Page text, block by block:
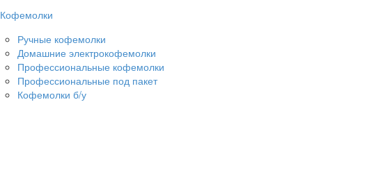
Кофемолки
Ручные кофемолки
Домашние электрокофемолки
Профессиональные кофемолки
Профессиональные под пакет
Кофемолки б/у